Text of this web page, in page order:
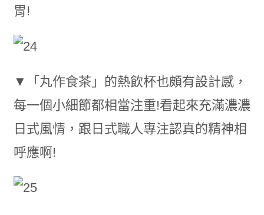
胃!
▼「丸作食茶」的熱飲杯也頗有設計感，
每一個小細節都相當注重!看起來充滿濃濃
日式風情，跟日式職人專注認真的精神相
呼應啊!